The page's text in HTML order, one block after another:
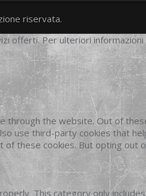
twittergoogleplus
facebook
riservata.
offerti. Per ulteriori informazioni
through the website. Out of
use third-party cookies that
these cookies. But opting out
This category only